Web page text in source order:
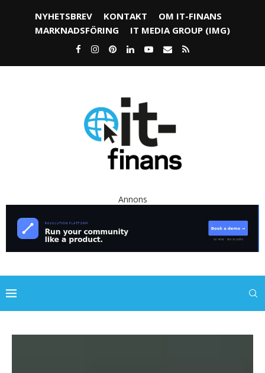
NYHETSBREV KONTAKT
OM IT-FINANS
MARKNADSFÖRING
IT MEDIA GROUP (IMG)
Annons